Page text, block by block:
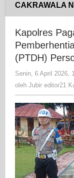
CAKRAWALA
Kapolres
(PTDH)
Senin, 6 April 2026,
oleh Jubir editor21